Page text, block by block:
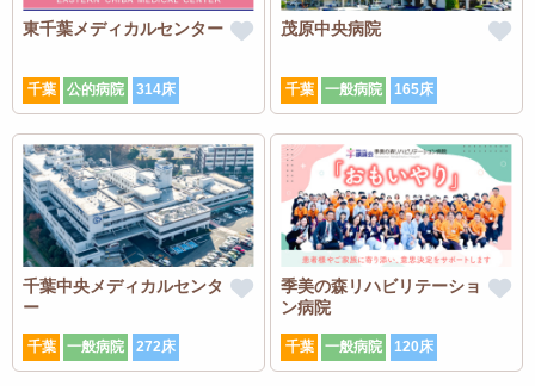
東千葉メディカルセンター
千葉 公的病院 314床
茂原中央病院
千葉 一般病院 165床
千葉中央メディカルセンタ
ー
千葉 一般病院 272床
季美の森リハビリテーショ
ン病院
千葉 一般病院 120床